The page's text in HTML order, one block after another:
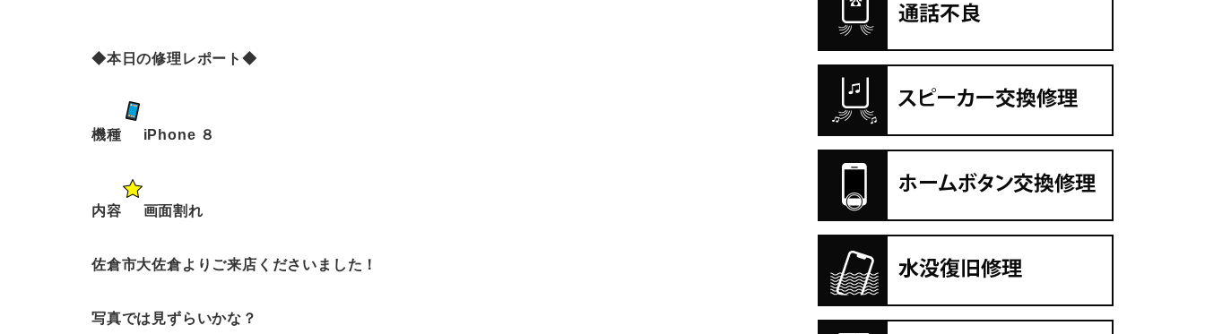
◆本日の修理レポート◆
機種 iPhone ８
内容 画面割れ
佐倉市大佐倉よりご来店くださいました！
写真では見ずらいかな？